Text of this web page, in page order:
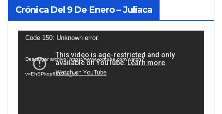
Crónica Del 9 De Enero – Juliaca
Reproductor
vídeo
Code 150: Unknown error.
Descargar archivo: https://www.youtube.com/watch?
v=EhSPkop8KPY&_=1